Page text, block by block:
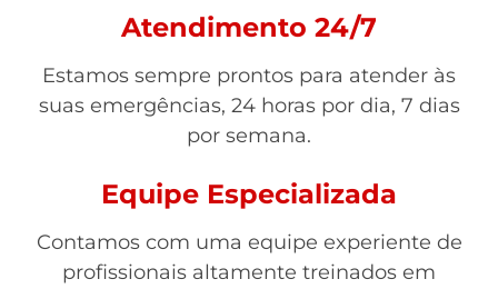
Atendimento 24/7
Estamos sempre prontos para atender às
suas emergências, 24 horas por dia, 7 dias
por semana.
Equipe Especializada
Contamos com uma equipe experiente de
profissionais altamente treinados em